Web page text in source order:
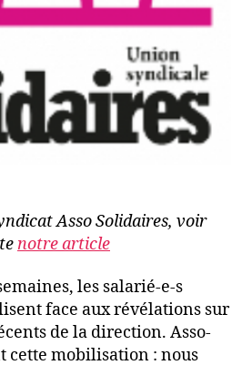
Asso Solidaires, voir
notre article
les salarié-e-s
face aux révélations sur
de la direction. Asso-
cette mobilisation : nous